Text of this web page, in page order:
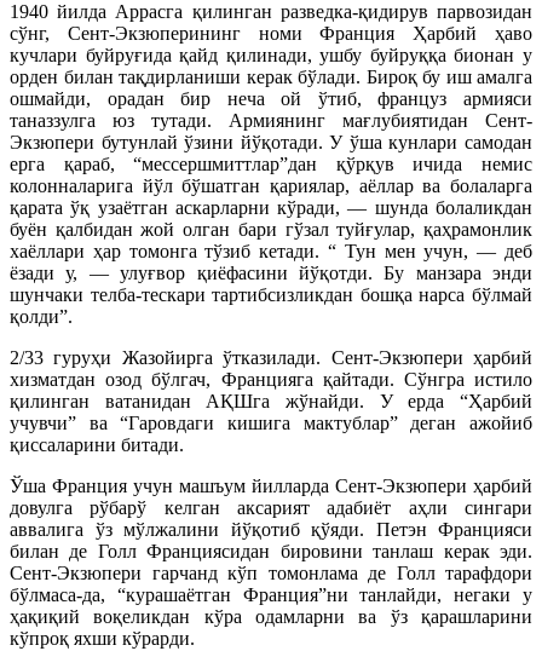
1940 йилда Аррасга қилинган разведка-қидирув парвозидан
сўнг, Сент-Экзюперининг номи Франция Ҳарбий ҳаво
кучлари буйруғида қайд қилинади, ушбу буйруққа бионан у
орден билан тақдирланиши керак бўлади. Бироқ бу иш амалга
ошмайди, орадан бир неча ой ўтиб, француз армияси
таназзулга юз тутади. Армиянинг мағлубиятидан Сент-
Экзюпери бутунлай ўзини йўқотади. У ўша кунлари самодан
ерга қараб, “мессершмиттлар”дан қўрқув ичида немис
колонналарига йўл бўшатган қариялар, аёллар ва болаларга
қарата ўқ узаётган аскарларни кўради, — шунда болаликдан
буён қалбидан жой олган бари гўзал туйғулар, қаҳрамонлик
хаёллари ҳар томонга тўзиб кетади. “ Тун мен учун, — деб
ёзади у, — улуғвор қиёфасини йўқотди. Бу манзара энди
шунчаки телба-тескари тартибсизликдан бошқа нарса бўлмай
қолди”.
2/33 гуруҳи Жазойирга ўтказилади. Сент-Экзюпери ҳарбий
хизматдан озод бўлгач, Францияга қайтади. Сўнгра истило
қилинган ватанидан АҚШга жўнайди. У ерда “Ҳарбий
учувчи” ва “Гаровдаги кишига мактублар” деган ажойиб
қиссаларини битади.
Ўша Франция учун машъум йилларда Сент-Экзюпери ҳарбий
довулга рўбарў келган аксарият адабиёт аҳли сингари
аввалига ўз мўлжалини йўқотиб қўяди. Петэн Францияси
билан де Голл Франциясидан бировини танлаш керак эди.
Сент-Экзюпери гарчанд кўп томонлама де Голл тарафдори
бўлмаса-да, “курашаётган Франция”ни танлайди, негаки у
ҳақиқий воқеликдан кўра одамларни ва ўз қарашларини
кўпроқ яхши кўрарди.